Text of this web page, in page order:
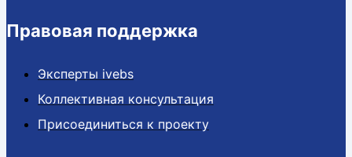
Правовая поддержка
Эксперты ivebs
Коллективная консультация
Присоединиться к проекту